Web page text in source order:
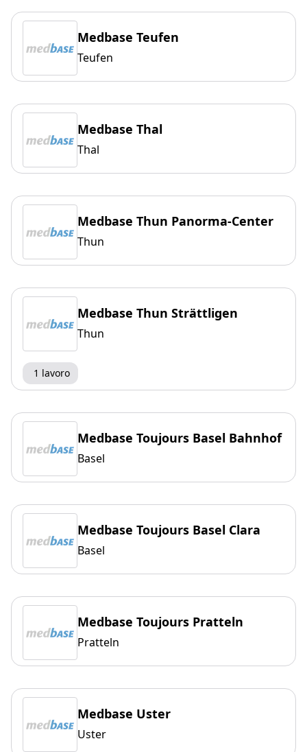
Medbase Teufen
Teufen
Medbase Thal
Thal
Medbase Thun Panorma-Center
Thun
Medbase Thun Strättligen
Thun
1 lavoro
Medbase Toujours Basel Bahnhof
Basel
Medbase Toujours Basel Clara
Basel
Medbase Toujours Pratteln
Pratteln
Medbase Uster
Uster